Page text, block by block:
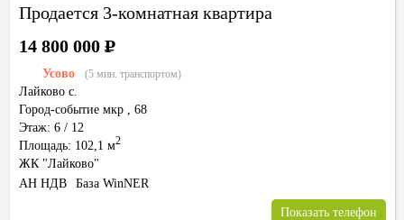
Продается 3-комнатная квартира
Усово (5 мин. транспортом)
Лайково с.
Город-событие мкр , 68
Этаж: 6 / 12
Площадь: 102,1 м2
ЖК "Лайково"
14 800 000Р
АН НДВ База WinNER
Показать телефон